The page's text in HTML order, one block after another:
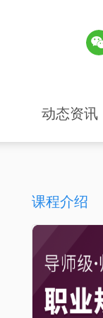
动态资讯
课程介绍